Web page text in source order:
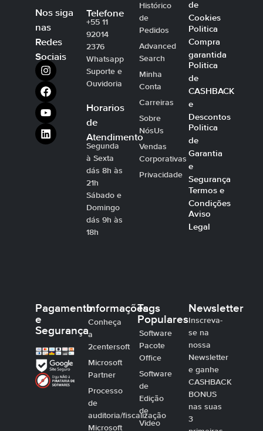
Nos siga
nas
Redes
Sociais
Telefone
+55 11
92014
2376
Whatsapp
Suporte e
Ouvidoria
Horarios
de
Atendimento
Segunda
à Sexta
dás 8h às
21h
Sábado e
Domingo
dás 9h às
18h
Histórico
de
Pedidos
Advanced
Search
Minha
Conta
Carreiras
Sobre
NósUs
Vendas
Corporativas
Privacidade
de
Cookies
Politica
Compra
garantida
Politica
de
CASHBACK
e
Descontos
Politica
de
Garantia
e
Segurança
Termos e
Condições
Aviso
Legal
Pagamento
e
Segurança
Informações
Conheça
a
2centersoft
Microsoft
Partner
Processo
de
auditoria/fiscalização
Microsoft
Tags
Populares
Software
Pacote
Office
Software
de
Edição
de
Video
Newsletter
Inscreva-
se na
nossa
Newsletter
e ganhe
CASHBACK
BONUS
nas suas
3